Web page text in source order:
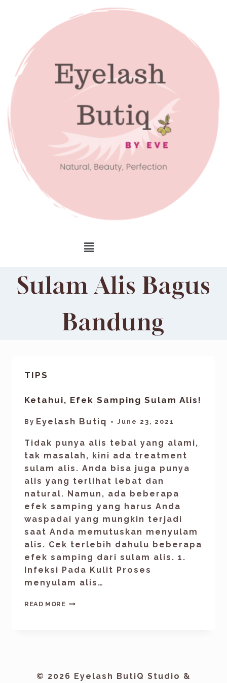
Sulam Alis Bagus
Bandung
TIPS
Ketahui, Efek Samping Sulam Alis!
By Eyelash Butiq June 23, 2021
Tidak punya alis tebal yang alami,
tak masalah, kini ada treatment
sulam alis. Anda bisa juga punya
alis yang terlihat lebat dan
natural. Namun, ada beberapa
efek samping yang harus Anda
waspadai yang mungkin terjadi
saat Anda memutuskan menyulam
alis. Cek terlebih dahulu beberapa
efek samping dari sulam alis. 1.
Infeksi Pada Kulit Proses
menyulam alis…
READ MORE
© 2026 Eyelash ButiQ Studio &